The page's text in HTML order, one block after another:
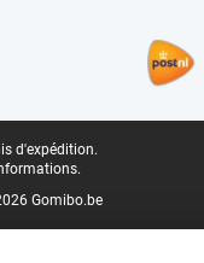
d'expédition.
Gomibo.be